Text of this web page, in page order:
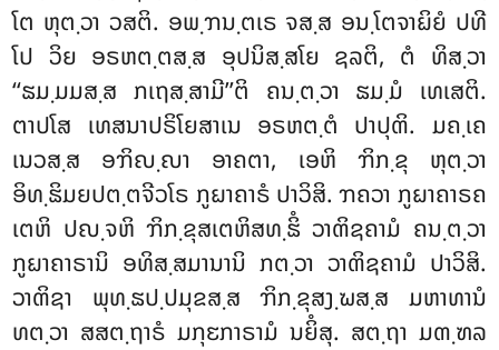
ໂຕ ຫຸຕ຺ວາ ວສຕິ. ອພ຺ຠນ຺ຕເຣ ຈສ຺ສ ອນ຺ໂຕຈາຏິຍໍ ປທີ
ໂປ ວິຍ ອຣຫຕ຺ຕສ຺ສ ອຸປນິສ຺ສໂຍ ຊລຕິ, ຕໍ ທິສ຺ວາ
‘‘ຘມ຺ມມສ຺ສ ກເຖສ຺ສາມີ’’ຕິ ຄນ຺ຕ຺ວາ ຘມ຺ມໍ ເທເສຕິ.
ຕາປໂສ ເທສນາປຣິໂຍສາເນ ອຣຫຕ຺ຕໍ ປາປຸຓິ. ມຄ຺ເຄ
ເນວສ຺ສ ອຠິຎ຺ຎາ ອາຄຕາ, ເອຫິ ຠິກ຺ຂຸ ຫຸຕ຺ວາ
ອິທ຺ຘິມຍປຕ຺ຕຈີວໂຣ ກູຏາຄາຣໍ ປາວິສິ. ຠຄວາ ກູຏາຄາຣຄ
ເຕຫິ ປຎ຺ຈຫິ ຠິກ຺ຂຸສເຕຫິສທ຺ຘິໍ ວາຓິຊຄາມໍ ຄນ຺ຕ຺ວາ
ກູຏາຄາຣານິ ອທິສ຺ສມານານິ ກຕ຺ວາ ວາຓິຊຄາມໍ ປາວິສິ.
ວາຓິຊາ ພຸທ຺ຘປ຺ປມຸຂສ຺ສ ຠິກ຺ຂຸສງ຺ຆສ຺ສ ມຫາທານໍ
ທຕ຺ວາ ສສຕ຺ຖາຣໍ ມກຸຬກາຣາມໍ ນຍິໍສຸ. ສຕ຺ຖາ ມຓ຺ຑລ